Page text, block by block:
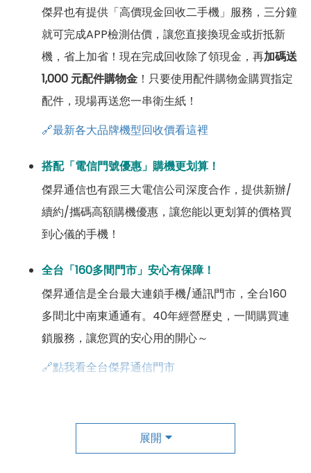
傑昇也有提供「高價現金回收二手機」服務，三分鐘
就可完成APP檢測估價，讓您直接換現金或折抵新
機，省上加省！現在完成回收除了領現金，再加碼送
1,000 元配件購物金 ！只要使用配件購物金購買指定
配件，現場再送您一串衛生紙！
🔗最新各大品牌機型回收價看這裡
搭配「電信門號優惠」購機更划算！
傑昇通信也有跟三大電信公司深度合作，提供新辦/
續約/攜碼高額購機優惠，讓您能以更划算的價格買
到心儀的手機！
全台「160多間門市」安心有保障！
傑昇通信是全台最大連鎖手機/通訊門市，全台160
多間北中南東通通有。40年經營歷史，一間購買連
鎖服務，讓您買的安心用的開心～
🔗點我看全台傑昇通信門市
傑昇尊榮會員除了可以「消費集點兌換商品」，每半
年還有「200元配件購物金」，每年再送「VIP生日
展開